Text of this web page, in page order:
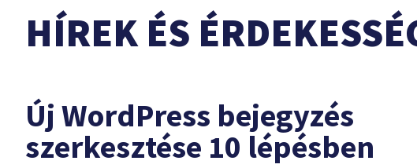
HÍREK ÉS
Új WordPress bejegyzés
szerkesztése 10 lépésben